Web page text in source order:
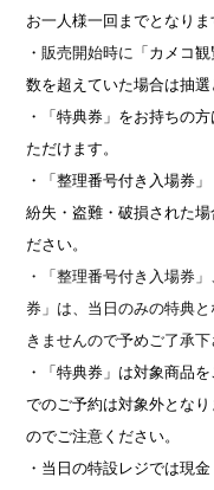
お一人様一回までとなりま
・販売開始時に 「カメコ
数を超えていた場合は抽選
・「特典券」をお持ちの
ただけます。
・「整理番号付き入場券」
紛失・盗難・破損された
ださい。
・「整理番号付き入場券」
券」は、当日のみの特典
きませんので予めご了承下
・「特典券」は対象商品
でのご予約は対象外とな
のでご注意ください。
・当日の特設レジでは現